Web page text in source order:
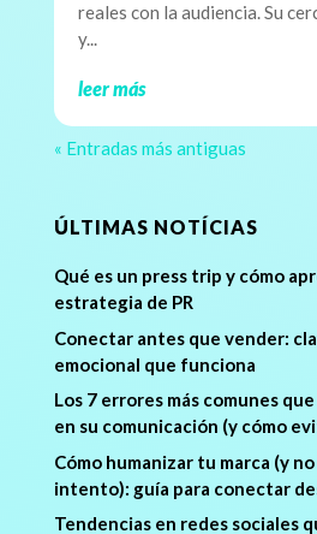
reales con la audiencia. Su
y...
leer más
« Entradas más antiguas
ÚLTIMAS NOTÍCIAS
Qué es un press trip y cómo
estrategia de PR
Conectar antes que vender:
emocional que funciona
Los 7 errores más comunes
en su comunicación (y cómo
Cómo humanizar tu marca (y
intento): guía para conectar
Tendencias en redes sociales